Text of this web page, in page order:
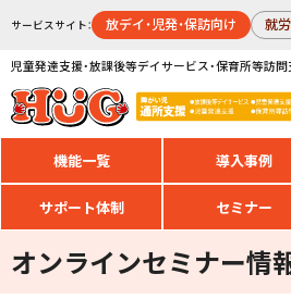
サービスサイト： 放デイ・児発・保訪向け 就
児童発達支援・放課後等デイサービス・保育所等訪
機能一覧 導入事例
サポート体制 セミナー
オンラインセミナー情